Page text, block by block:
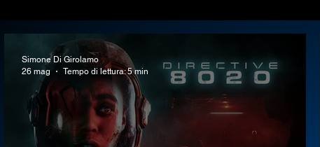
Cinema e TV Manga e Fumetti
Indie World Anteprime Libri
Simone Di Girolamo
26 mag
Tempo di lettura: 5 min